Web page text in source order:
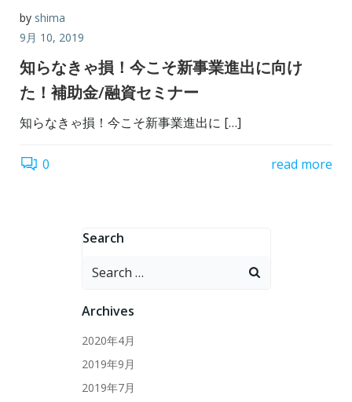
by shima
9月 10, 2019
知らなきゃ損！今こそ新事業進出に向け
た！補助金/融資セミナー
知らなきゃ損！今こそ新事業進出に […]
0 read more
Search
Search
Archives
2020年4月
2019年9月
2019年7月